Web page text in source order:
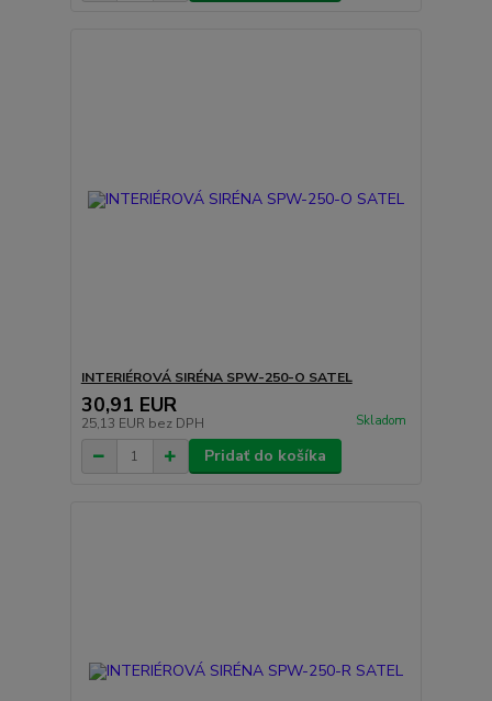
INTERIÉROVÁ SIRÉNA SPW-250-O SATEL
30,91 EUR
25,13 EUR bez DPH Skladom
Pridať do košíka